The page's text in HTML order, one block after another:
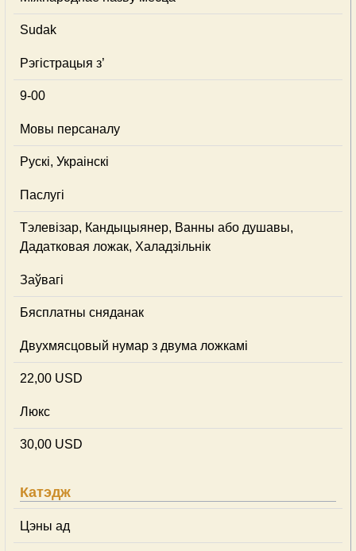
Sudak
Рэгістрацыя з’
9-00
Мовы персаналу
Рускі, Украінскі
Паслугі
Тэлевізар, Кандыцыянер, Ванны або душавы,
Дадатковая ложак, Халадзільнік
Заўвагі
Бясплатны сняданак
Двухмясцовый нумар з двума ложкамі
22,00 USD
Люкс
30,00 USD
Катэдж
Цэны ад